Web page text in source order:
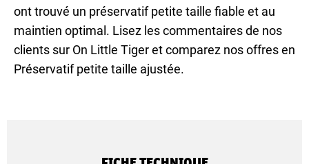
ont trouvé un préservatif petite taille fiable et au
maintien optimal. Lisez les commentaires de nos
clients sur On Little Tiger et comparez nos offres en
Préservatif petite taille ajustée.